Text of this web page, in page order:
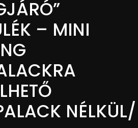
– MINI
NÉLKÜL/